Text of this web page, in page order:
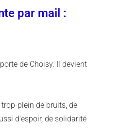
par mail :
de Choisy. Il devient
trop-plein de bruits, de
d’espoir, de solidarité